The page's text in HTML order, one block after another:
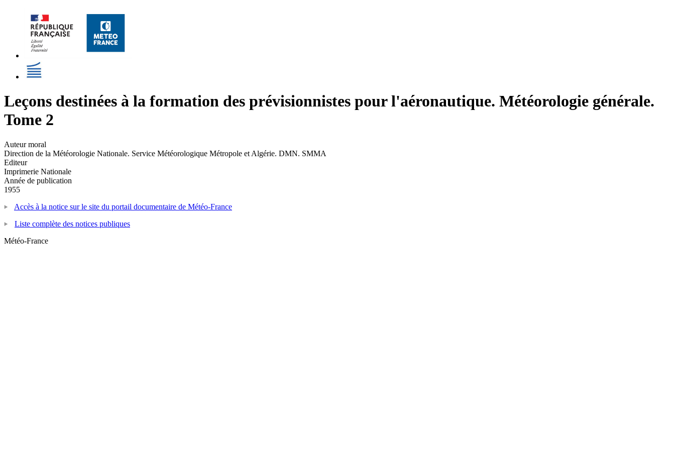
Leçons destinées à la formation des prévisionnistes pour l'aéronautique. Météorologie générale.
Tome 2
Auteur moral
Direction de la Météorologie Nationale. Service Météorologique Métropole et Algérie. DMN. SMMA
Editeur
Imprimerie Nationale
Année de publication
1955
Accès à la notice sur le site du portail documentaire de Météo-France
Liste complète des notices publiques
Météo-France